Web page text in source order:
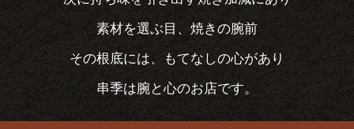
素材を選ぶ目、焼きの腕前
その根底には、もてなしの心があり
串季は腕と心のお店です。